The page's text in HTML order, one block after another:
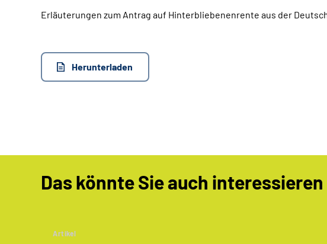
Erläuterungen zum Antrag auf Hinterbliebenenrente aus der
Herunterladen
Das könnte Sie auch interessieren
Artikel